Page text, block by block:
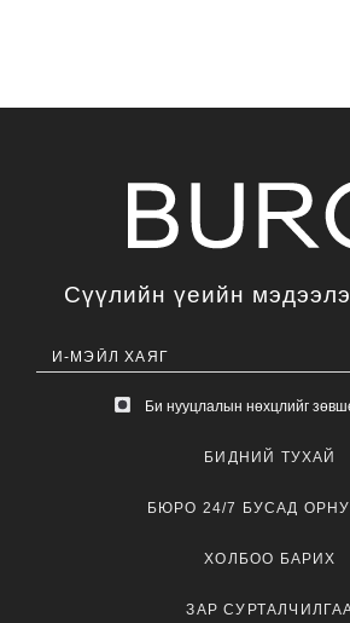
Сүүлийн үеийн
Би нууцлалын нөхцлийг
БИДНИЙ ТУХАЙ
БЮРО 24/7 БУСАД
ХОЛБОО БАРИХ
ЗАР